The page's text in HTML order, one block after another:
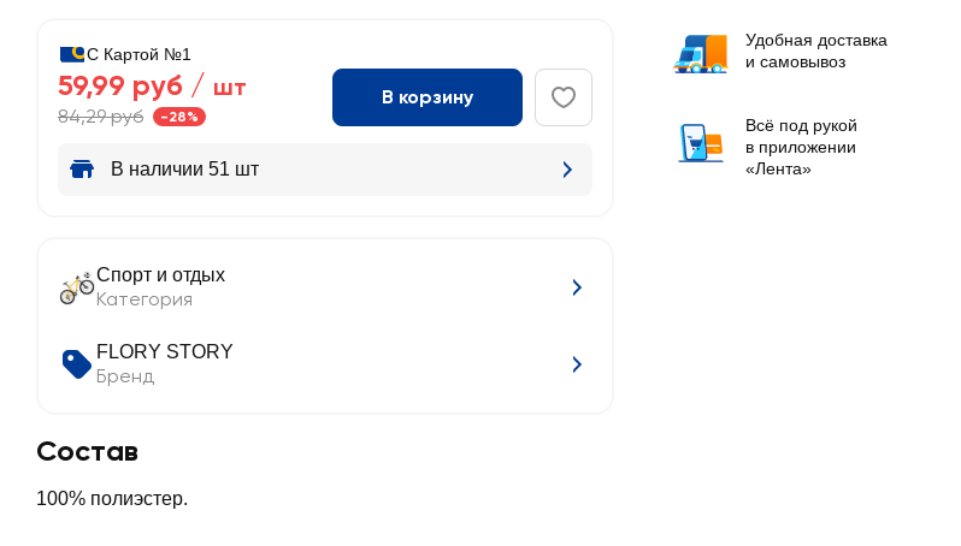
С Картой №1
59,99 руб / шт
84,29 руб -28%
В корзину
В наличии 51 шт
Спорт и отдых
Категория
FLORY STORY
Бренд
Состав
100% полиэстер.
Удобная доставка
и самовывоз
Всё под рукой
в приложении
«Лента»